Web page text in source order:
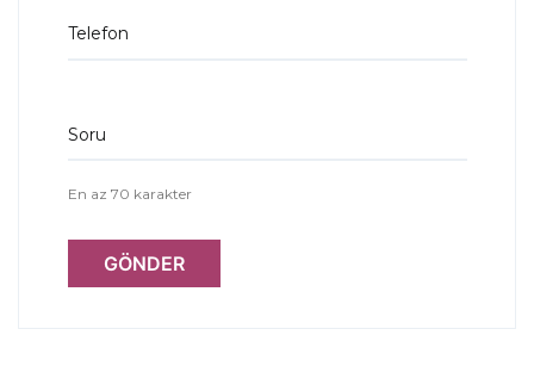
Telefon
Soru
En az 70 karakter
GÖNDER